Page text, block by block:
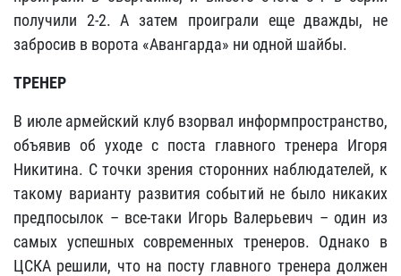
получили 2-2. А затем проиграли еще дважды, не
забросив в ворота «Авангарда» ни одной шайбы.
ТРЕНЕР
В июле армейский клуб взорвал информпространство,
объявив об уходе с поста главного тренера Игоря
Никитина. С точки зрения сторонних наблюдателей, к
такому варианту развития событий не было никаких
предпосылок – все-таки Игорь Валерьевич – один из
самых успешных современных тренеров. Однако в
ЦСКА решили, что на посту главного тренера должен